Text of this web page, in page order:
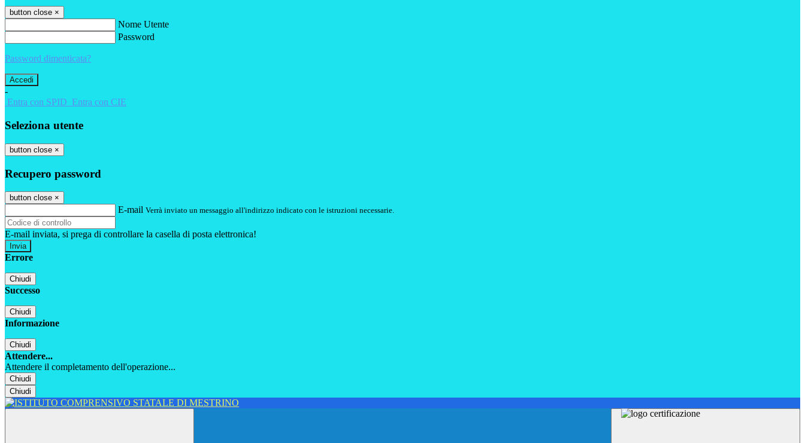
button close ×
Nome Utente
Password
Password dimenticata?
-
Entra con SPID Entra con CIE
Seleziona utente
button close ×
Recupero password
button close ×
E-mail Verrà inviato un messaggio all'indirizzo indicato con le istruzioni necessarie.
E-mail inviata, si prega di controllare la casella di posta elettronica!
Errore
Chiudi
Successo
Chiudi
Informazione
Chiudi
Attendere...
Attendere il completamento dell'operazione...
Chiudi
Chiudi